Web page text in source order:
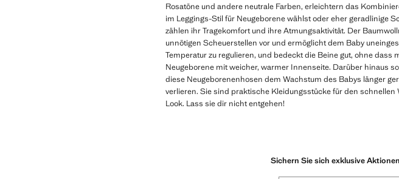
Rosatöne und andere neutrale Farben, erleichtern das
im Leggings-Stil für Neugeborene wählst oder eher geradlinige
zählen ihr Tragekomfort und ihre Atmungsaktivität. Der
unnötigen Scheuerstellen vor und ermöglicht dem Baby
Temperatur zu regulieren, und bedeckt die Beine gut, ohne
Neugeborene mit weicher, warmer Innenseite. Darüber hinaus
diese Neugeborenenhosen dem Wachstum des Babys länger
verlieren. Sie sind praktische Kleidungsstücke für den
Look. Lass sie dir nicht entgehen!
Sichern Sie sich exklusive